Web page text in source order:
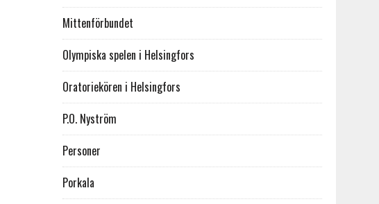
Mittenförbundet
Olympiska spelen i Helsingfors
Oratoriekören i Helsingfors
P.O. Nyström
Personer
Porkala